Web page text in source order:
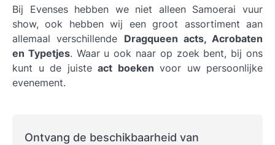
Bij Evenses hebben we niet alleen Samoerai vuur
show, ook hebben wij een groot assortiment aan
allemaal verschillende Dragqueen acts, Acrobaten
en Typetjes. Waar u ook naar op zoek bent, bij ons
kunt u de juiste act boeken voor uw persoonlijke
evenement.
Ontvang de beschikbaarheid van